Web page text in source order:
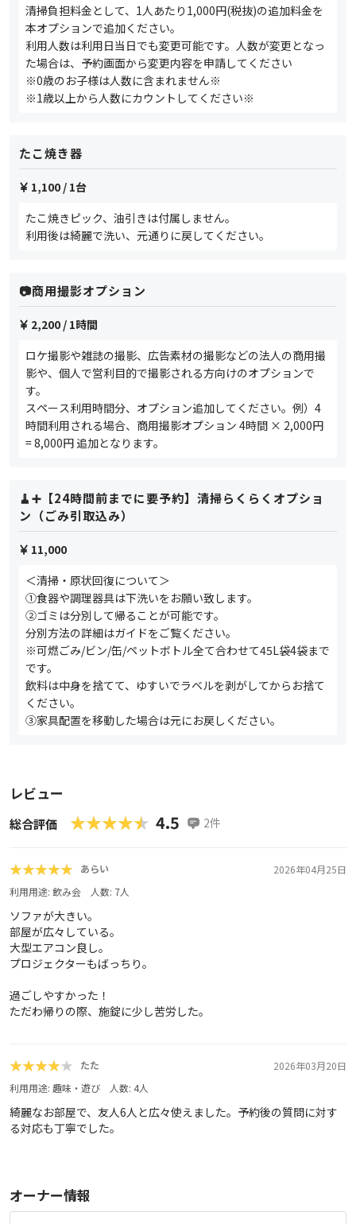
清掃負担料金として、1人あたり1,000円(税抜)の追加料金を
本オプションで追加ください。
利用人数は利用日当日でも変更可能です。人数が変更となっ
た場合は、予約画面から変更内容を申請してください
※0歳のお子様は人数に含まれません※
※1歳以上から人数にカウントしてください※
たこ焼き器
1,100 / 1台
たこ焼きピック、油引きは付属しません。
利用後は綺麗で洗い、元通りに戻してください。
📷️商用撮影オプション
2,200 / 1時間
ロケ撮影や雑誌の撮影、広告素材の撮影などの法人の商用撮
影や、個人で営利目的で撮影される方向けのオプションで
す。
スペース利用時間分、オプション追加してください。例）4
時間利用される場合、商用撮影オプション 4時間 × 2,000円
= 8,000円 追加となります。
🧹➕【24時間前までに要予約】清掃らくらくオプショ
ン（ごみ引取込み）
11,000
＜清掃・原状回復について＞
①食器や調理器具は下洗いをお願い致します。
②ゴミは分別して帰ることが可能です。
分別方法の詳細はガイドをご覧ください。
※可燃ごみ/ビン/缶/ペットボトル全て合わせて45L袋4袋まで
です。
飲料は中身を捨てて、ゆすいでラベルを剥がしてからお捨て
ください。
③家具配置を移動した場合は元にお戻しください。
レビュー
総合評価 ★★★★★
★★★★★ 4.5 2件
★★★★★
★★★★★ あらい
2026年04月25日
利用用途: 飲み会 人数: 7人
ソファが大きい。
部屋が広々している。
大型エアコン良し。
プロジェクターもばっちり。
過ごしやすかった！
ただわ帰りの際、施錠に少し苦労した。
★★★★★
★★★★★ たた
2026年03月20日
利用用途: 趣味・遊び 人数: 4人
綺麗なお部屋で、友人6人と広々使えました。予約後の質問に対す
る対応も丁寧でした。
オーナー情報